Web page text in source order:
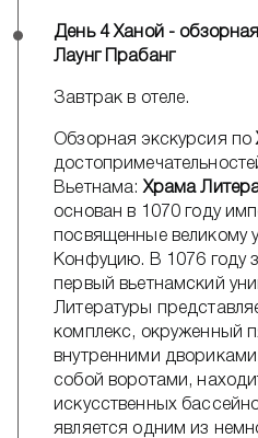
День 4 Ханой -
Лаунг Прабанг
Завтрак в отеле.
Обзорная экскурсия по
Вьетнама:Храма
основан в 1070 году
посвященные великому
Конфуцию. В 1076 году
первый вьетнамский
Литературы
комплекс, окруженный
внутренними
собой воротами,
искусственных
является одним из